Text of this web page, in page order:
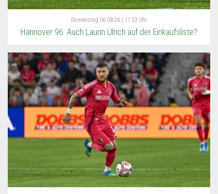
Donnerstag 06.08.26 | 11:53 Uhr
Hannover 96: Auch Laurin Ulrich auf der Einkaufsliste?